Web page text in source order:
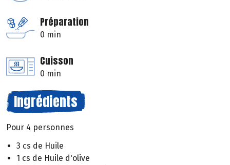
Préparation
0 min
Cuisson
0 min
Ingrédients
Pour 4 personnes
3 cs de Huile
1 cs de Huile d'olive